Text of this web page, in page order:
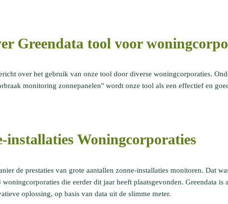
Greendata tool voor
over het gebruik van onze tool door diverse woningcorporaties.
monitoring zonnepanelen" wordt onze tool als een effectief en
installaties Woningcorporaties
de prestaties van grote aantallen zonne-installaties monitoren. Dat
die eerder dit jaar heeft plaatsgevonden. Greendata is
oplossing, op basis van data uit de slimme meter.